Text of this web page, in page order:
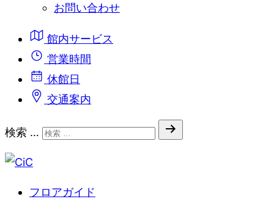
お問い合わせ
館内サービス
営業時間
休館日
交通案内
検索 …
フロアガイド